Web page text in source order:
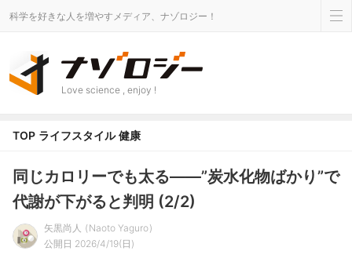
科学を好きな人を増やすメディア、ナゾロジー！
Love science , enjoy !
TOP ライフスタイル 健康
同じカロリーでも太る——”炭水化物ばかり”で
代謝が下がると判明 (2/2)
矢黒尚人
Naoto Yaguro
公開日 2026/4/19(日)